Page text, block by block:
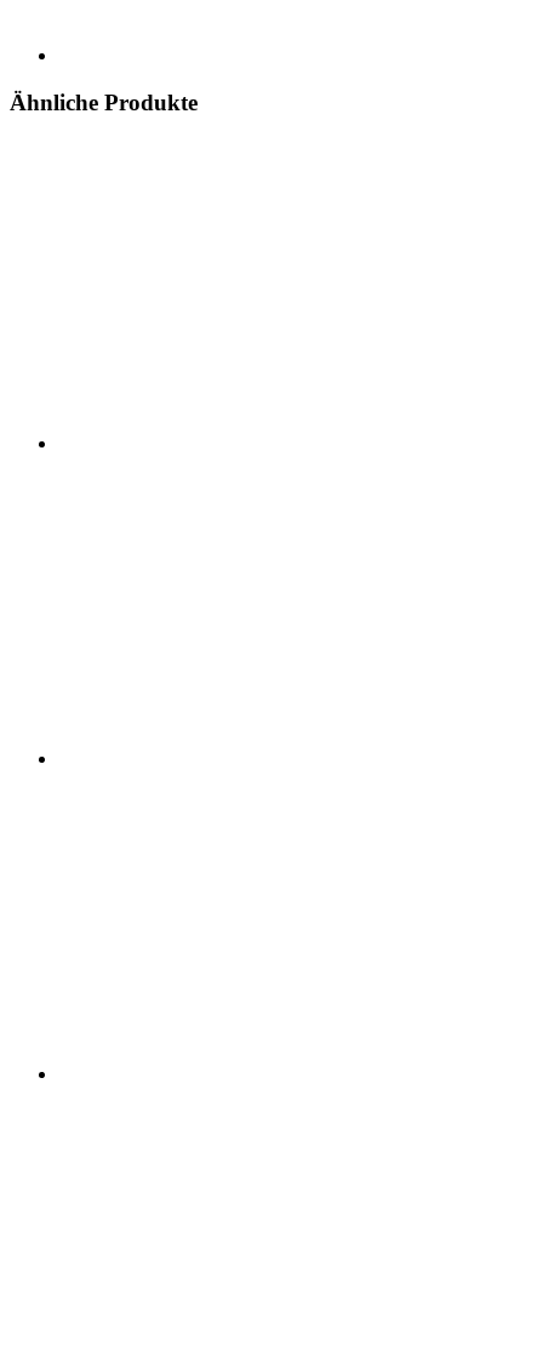
Ähnliche Produkte